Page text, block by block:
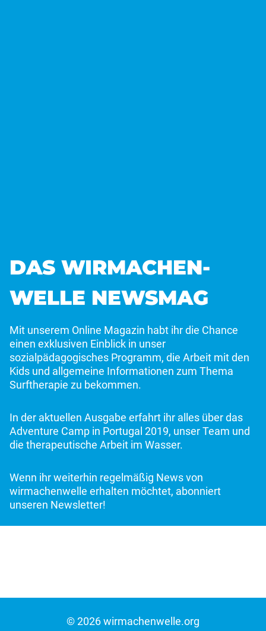
DAS WIRMACHEN­
WELLE NEWSMAG
Mit unserem Online Magazin habt ihr die Chance
einen exklusiven Einblick in unser
sozialpädagogisches Programm, die Arbeit mit den
Kids und allgemeine Informationen zum Thema
Surftherapie zu bekommen.
In der aktuellen Ausgabe erfahrt ihr alles über das
Adventure Camp in Portugal 2019, unser Team und
die therapeutische Arbeit im Wasser.
Wenn ihr weiterhin regelmäßig News von
wirmachenwelle erhalten möchtet, abonniert
unseren Newsletter!
© 2026 wirmachenwelle.org